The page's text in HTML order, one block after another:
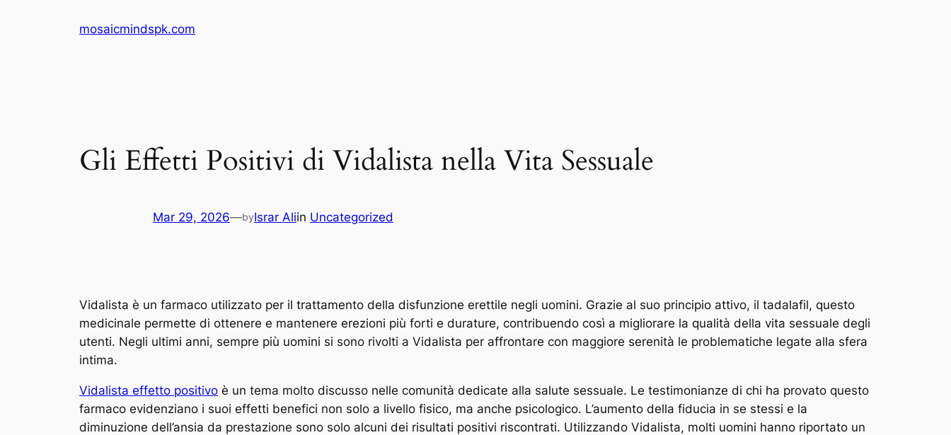
mosaicmindspk.com
Gli Effetti Positivi di Vidalista nella Vita Sessuale
Mar 29, 2026—byIsrar Aliin Uncategorized
Vidalista è un farmaco utilizzato per il trattamento della disfunzione erettile negli uomini. Grazie al suo principio attivo, il tadalafil, questo
medicinale permette di ottenere e mantenere erezioni più forti e durature, contribuendo così a migliorare la qualità della vita sessuale degli
utenti. Negli ultimi anni, sempre più uomini si sono rivolti a Vidalista per affrontare con maggiore serenità le problematiche legate alla sfera
intima.
Vidalista effetto positivo è un tema molto discusso nelle comunità dedicate alla salute sessuale. Le testimonianze di chi ha provato questo
farmaco evidenziano i suoi effetti benefici non solo a livello fisico, ma anche psicologico. L’aumento della fiducia in se stessi e la
diminuzione dell’ansia da prestazione sono solo alcuni dei risultati positivi riscontrati. Utilizzando Vidalista, molti uomini hanno riportato un